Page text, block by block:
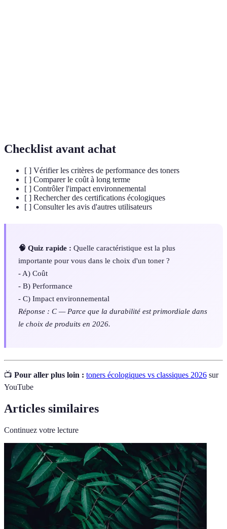
Checklist avant achat
[ ] Vérifier les critères de performance des toners
[ ] Comparer le coût à long terme
[ ] Contrôler l'impact environnemental
[ ] Rechercher des certifications écologiques
[ ] Consulter les avis d'autres utilisateurs
🧠 Quiz rapide : Quelle caractéristique est la plus
importante pour vous dans le choix d'un toner ?
- A) Coût
- B) Performance
- C) Impact environnemental
Réponse : C — Parce que la durabilité est primordiale dans
le choix de produits en 2026.
📺 Pour aller plus loin : toners écologiques vs classiques 2026 sur
YouTube
Articles similaires
Continuez votre lecture